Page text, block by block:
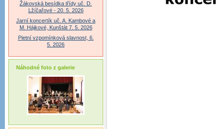
Žákovská besídka třídy uč. D.
Lžíčařové - 20. 5. 2026
Jarní koncertík uč. A. Kambové a
M. Hájkové, Kunštát 7. 5. 2026
Pietní vzpomínková slavnost, 6.
5. 2026
Náhodné foto z galerie